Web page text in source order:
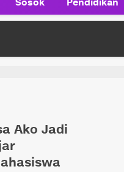
Sosok Pendidikan
Ako Jadi